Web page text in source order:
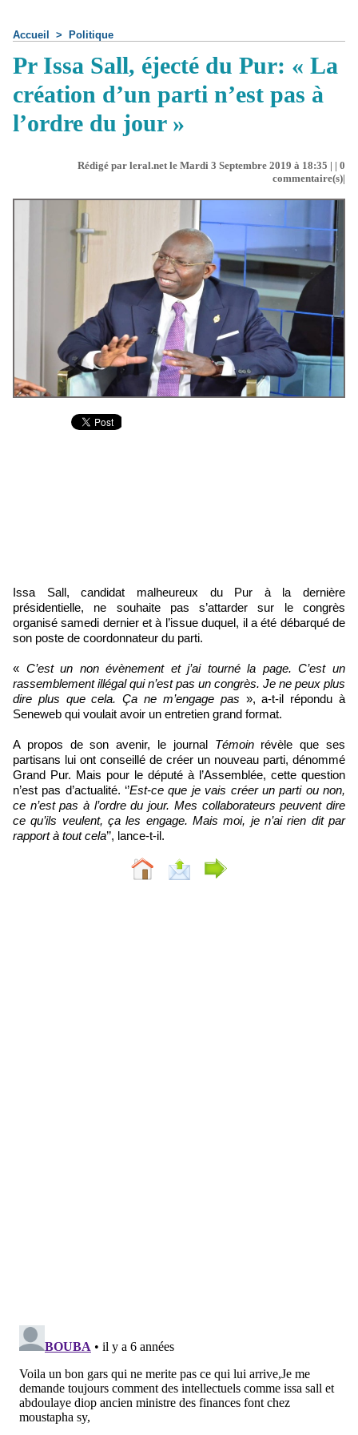
Accueil > Politique
Pr Issa Sall, éjecté du Pur: « La
création d’un parti n’est pas à
l’ordre du jour »
Rédigé par leral.net le Mardi 3 Septembre 2019 à 18:35 | | 0
commentaire(s)|
Issa Sall, candidat malheureux du Pur à la dernière
présidentielle, ne souhaite pas s’attarder sur le congrès
organisé samedi dernier et à l’issue duquel, il a été débarqué de
son poste de coordonnateur du parti.
« C’est un non évènement et j’ai tourné la page. C’est un
rassemblement illégal qui n’est pas un congrès. Je ne peux plus
dire plus que cela. Ça ne m’engage pas », a-t-il répondu à
Seneweb qui voulait avoir un entretien grand format.
A propos de son avenir, le journal Témoinrévèle que ses
partisans lui ont conseillé de créer un nouveau parti, dénommé
Grand Pur. Mais pour le député à l’Assemblée, cette question
n’est pas d’actualité. ‘’Est-ce que je vais créer un parti ou non,
ce n’est pas à l’ordre du jour. Mes collaborateurs peuvent dire
ce qu’ils veulent, ça les engage. Mais moi, je n’ai rien dit par
rapport à tout cela’’, lance-t-il.